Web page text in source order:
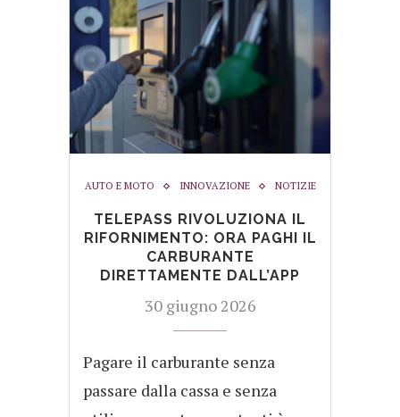
AUTO E MOTO INNOVAZIONE NOTIZIE
TELEPASS RIVOLUZIONA IL
RIFORNIMENTO: ORA PAGHI IL
CARBURANTE
DIRETTAMENTE DALL’APP
30 giugno 2026
Pagare il carburante senza
passare dalla cassa e senza